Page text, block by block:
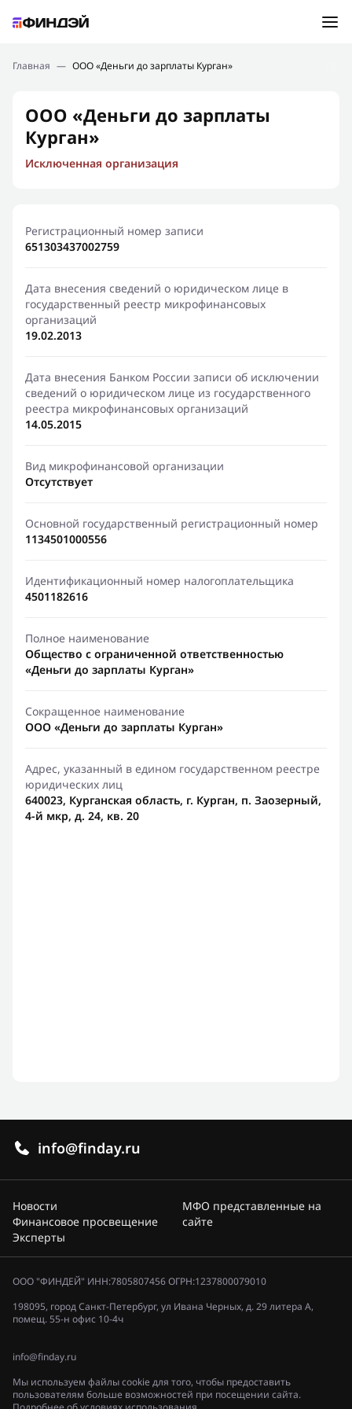
Подбор займа
Новости
Финансовое просвещение
Главная — ООО «Деньги до зарплаты Курган»
ООО «Деньги до зарплаты
Курган»
Исключенная организация
Регистрационный номер записи
651303437002759
Дата внесения сведений о юридическом лице в
государственный реестр микрофинансовых
организаций
19.02.2013
Дата внесения Банком России записи об исключении
сведений о юридическом лице из государственного
реестра микрофинансовых организаций
14.05.2015
Вид микрофинансовой организации
Отсутствует
Основной государственный регистрационный номер
1134501000556
Идентификационный номер налогоплательщика
4501182616
Полное наименование
Общество с ограниченной ответственностью
«Деньги до зарплаты Курган»
Сокращенное наименование
ООО «Деньги до зарплаты Курган»
Адрес, указанный в едином государственном реестре
юридических лиц
640023, Курганская область, г. Курган, п. Заозерный,
4-й мкр, д. 24, кв. 20
info@finday.ru
Новости
Финансовое просвещение
Эксперты
МФО представленные на
сайте
ООО "ФИНДЕЙ" ИНН:7805807456 ОГРН:1237800079010
198095, город Санкт-Петербург, ул Ивана Черных, д. 29 литера А,
помещ. 55-н офис 10-4ч
info@finday.ru
Мы используем файлы cookie для того, чтобы предоставить
пользователям больше возможностей при посещении сайта.
Ошибка:Контактная форма не найдена.
Спасибо, что написали нам
Мы свяжемся с Вами в ближайшее время и сообщим
результат